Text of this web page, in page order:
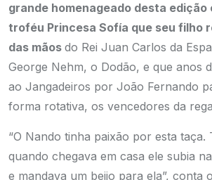
grande homenageado desta edição
troféu Princesa Sofía que seu filho
das mãos do Rei Juan Carlos da
George Nehm, o Dodão, e que anos
ao Jangadeiros por João Fernando
forma rotativa, os vencedores da
“O Nando tinha paixão por esta taça.
quando chegava em casa ele subia
e mandava um beijo para ela”, conta